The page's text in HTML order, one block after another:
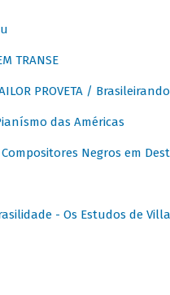
TRANSE
PROVETA /
das Américas
Compositores Negros em
- Os Estudos de